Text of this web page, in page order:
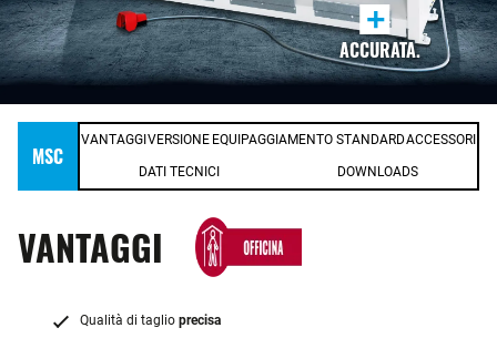
+
ACCURATA.
MSC
VANTAGGI VERSIONE EQUIPAGGIAMENTO STANDARDACCESSORI
DATI TECNICI DOWNLOADS
VANTAGGI
Qualità di taglio precisa